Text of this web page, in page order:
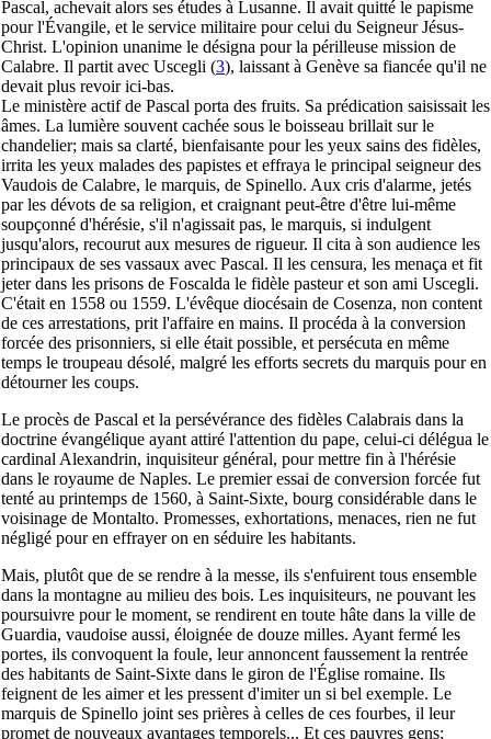
Pascal, achevait alors ses études à Lusanne. Il avait quitté le papisme
pour l'Évangile, et le service militaire pour celui du Seigneur Jésus-
Christ. L'opinion unanime le désigna pour la périlleuse mission de
Calabre. Il partit avec Uscegli (3), laissant à Genève sa fiancée qu'il ne
devait plus revoir ici-bas.
Le ministère actif de Pascal porta des fruits. Sa prédication saisissait les
âmes. La lumière souvent cachée sous le boisseau brillait sur le
chandelier; mais sa clarté, bienfaisante pour les yeux sains des fidèles,
irrita les yeux malades des papistes et effraya le principal seigneur des
Vaudois de Calabre, le marquis, de Spinello. Aux cris d'alarme, jetés
par les dévots de sa religion, et craignant peut-être d'être lui-même
soupçonné d'hérésie, s'il n'agissait pas, le marquis, si indulgent
jusqu'alors, recourut aux mesures de rigueur. Il cita à son audience les
principaux de ses vassaux avec Pascal. Il les censura, les menaça et fit
jeter dans les prisons de Foscalda le fidèle pasteur et son ami Uscegli.
C'était en 1558 ou 1559. L'évêque diocésain de Cosenza, non content
de ces arrestations, prit l'affaire en mains. Il procéda à la conversion
forcée des prisonniers, si elle était possible, et persécuta en même
temps le troupeau désolé, malgré les efforts secrets du marquis pour en
détourner les coups.
Le procès de Pascal et la persévérance des fidèles Calabrais dans la
doctrine évangélique ayant attiré l'attention du pape, celui-ci délégua le
cardinal Alexandrin, inquisiteur général, pour mettre fin à l'hérésie
dans le royaume de Naples. Le premier essai de conversion forcée fut
tenté au printemps de 1560, à Saint-Sixte, bourg considérable dans le
voisinage de Montalto. Promesses, exhortations, menaces, rien ne fut
négligé pour en effrayer on en séduire les habitants.
Mais, plutôt que de se rendre à la messe, ils s'enfuirent tous ensemble
dans la montagne au milieu des bois. Les inquisiteurs, ne pouvant les
poursuivre pour le moment, se rendirent en toute hâte dans la ville de
Guardia, vaudoise aussi, éloignée de douze milles. Ayant fermé les
portes, ils convoquent la foule, leur annoncent faussement la rentrée
des habitants de Saint-Sixte dans le giron de l'Église romaine. Ils
feignent de les aimer et les pressent d'imiter un si bel exemple. Le
marquis de Spinello joint ses prières à celles de ces fourbes, il leur
promet de nouveaux avantages temporels... Et ces pauvres gens;